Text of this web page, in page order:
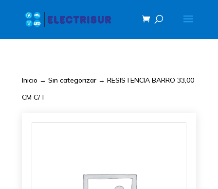
Inicio → Sin categorizar→ RESISTENCIA BARRO 33,00
CM C/T